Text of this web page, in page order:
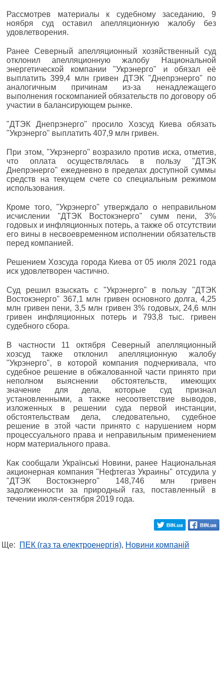
Рассмотрев материалы к судебному заседанию, 9
ноября суд оставил апелляционную жалобу без
удовлетворения.
Ранее Северный апелляционный хозяйственный суд
отклонил апелляционную жалобу Национальной
энергетической компании "Укрэнерго" и обязал её
выплатить 399,4 млн гривен ДТЭК "Днепрэнерго" по
аналогичным причинам из-за ненадлежащего
выполнения госкомпанией обязательств по договору об
участии в балансирующем рынке.
"ДТЭК Днепрэнерго" просило Хозсуд Киева обязать
"Укрэнерго" выплатить 407,9 млн гривен.
При этом, "Укрэнерго" возразило против иска, отметив,
что оплата осуществлялась в пользу "ДТЭК
Днепрэнерго" ежедневно в пределах доступной суммы
средств на текущем счете со специальным режимом
использования.
Кроме того, "Укрэнерго" утверждало о неправильном
исчислении "ДТЭК Востокэнерго" сумм пени, 3%
годовых и инфляционных потерь, а также об отсутствии
его вины в несвоевременном исполнении обязательств
перед компанией.
Решением Хозсуда города Киева от 05 июля 2021 года
иск удовлетворен частично.
Суд решил взыскать с "Укрэнерго" в пользу "ДТЭК
Востокэнерго" 367,1 млн гривен основного долга, 4,25
млн гривен пени, 3,5 млн гривен 3% годовых, 24,6 млн
гривен инфляционных потерь и 793,8 тыс. гривен
судебного сбора.
В частности 11 октября Северный апелляционный
хозсуд также отклонил апелляционную жалобу
"Укрэнерго", в которой компания подчеркивала, что
судебное решение в обжалованной части принято при
неполном выяснении обстоятельств, имеющих
значение для дела, которые суд признал
установленными, а также несоответствие выводов,
изложенных в решении суда первой инстанции,
обстоятельствам дела, следовательно, судебное
решение в этой части принято с нарушением норм
процессуального права и неправильным применением
норм материального права.
Как сообщали Українські Новини, ранее Национальная
акционерная компания "Нефтегаз Украины" отсудила у
"ДТЭК Востокэнерго" 148,746 млн гривен
задолженности за природный газ, поставленный в
течении июля-сентября 2019 года.
Ще: ПЕК (газ та електроенергія), Новини компаній